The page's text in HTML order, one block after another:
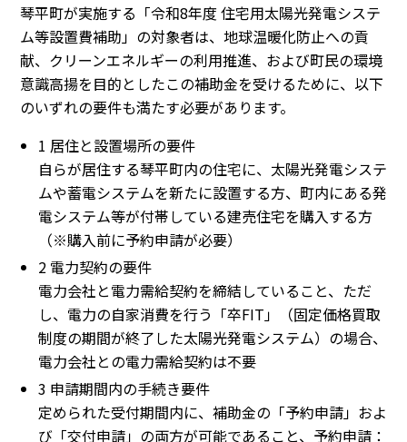
琴平町が実施する「令和8年度 住宅用太陽光発電システ
ム等設置費補助」の対象者は、地球温暖化防止への貢
献、クリーンエネルギーの利用推進、および町民の環境
意識高揚を目的としたこの補助金を受けるために、以下
のいずれの要件も満たす必要があります。
1 居住と設置場所の要件
自らが居住する琴平町内の住宅に、太陽光発電システ
ムや蓄電システムを新たに設置する方、町内にある発
電システム等が付帯している建売住宅を購入する方
（※購入前に予約申請が必要）
2 電力契約の要件
電力会社と電力需給契約を締結していること、ただ
し、電力の自家消費を行う「卒FIT」（固定価格買取
制度の期間が終了した太陽光発電システム）の場合、
電力会社との電力需給契約は不要
3 申請期間内の手続き要件
定められた受付期間内に、補助金の「予約申請」およ
び「交付申請」の両方が可能であること、予約申請：